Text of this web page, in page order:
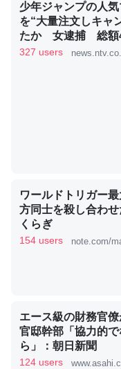
くらい。小説でいう
ど、短期記憶という
かりやすく強くなり
─GPTの仕組みと限界
昆虫ってカルシウム
─ニュース :: 【研究発表
いのか」に関する新仮説
いる鋏角類（カブト
ずキチンを強化し
─ニュース :: 【研究発表
少年ジャンプの人
を“大量注文しキャ
たか 女逮捕 総額
（2026年8月6日掲
327 users
ワールドトリガー
方同士を殺し合わ
くらぎ
154 users note.com/
エース級の財務官
官邸幹部「協力的
ら」：朝日新聞
124 users